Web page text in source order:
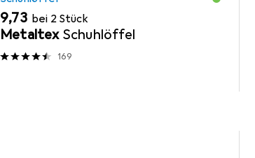
EUR
9,73 bei 2 Stück
Metaltex Schuhlöffel
169